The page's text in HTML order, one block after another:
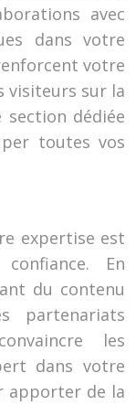
avec
dans votre
votre
visiteurs sur la
dédiée
toutes vos
expertise est
En
du contenu
partenariats
les
dans votre
apporter de la